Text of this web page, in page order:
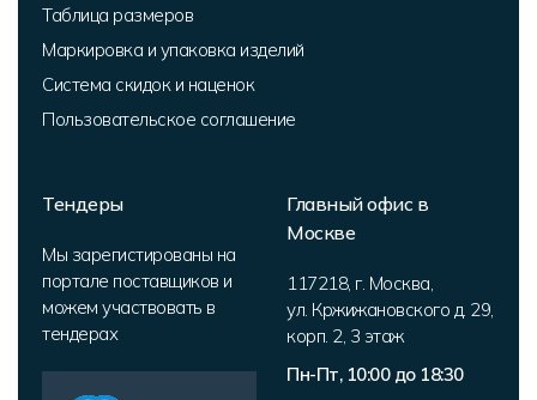
Таблица размеров
Маркировка и упаковка изделий
Система скидок и наценок
Пользовательское соглашение
Тендеры
Мы зарегистированы на
портале поставщиков и
можем участвовать в
тендерах
Главный офис в
Москве
117218, г. Москва,
ул. Кржижановского д. 29,
корп. 2, 3 этаж
Пн-Пт, 10:00 до 18:30